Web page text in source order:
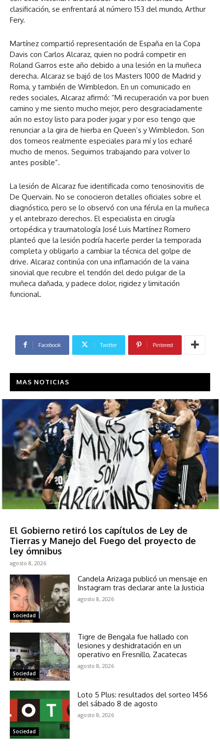
clasificación, se enfrentará al número 153 del mundo, Arthur
Fery.
Martínez compartió representación de España en la Copa
Davis con Carlos Alcaraz, quien no podrá competir en
Roland Garros este año debido a una lesión en la muñeca
derecha. Alcaraz se bajó de los Masters 1000 de Madrid y
Roma, y también de Wimbledon. En un comunicado en
redes sociales, Alcaraz afirmó: “Mi recuperación va por buen
camino y me siento mucho mejor, pero desgraciadamente
aún no estoy listo para poder jugar y por eso tengo que
renunciar a la gira de hierba en Queen’s y Wimbledon. Son
dos torneos realmente especiales para mí y los echaré
mucho de menos. Seguimos trabajando para volver lo
antes posible”.
La lesión de Alcaraz fue identificada como tenosinovitis de
De Quervain. No se conocieron detalles oficiales sobre el
diagnóstico, pero se lo observó con una férula en la muñeca
y el antebrazo derechos. El especialista en cirugía
ortopédica y traumatología José Luis Martínez Romero
planteó que la lesión podría hacerle perder la temporada
completa y obligarlo a cambiar la técnica del golpe de
drive. Alcaraz continúa con una inflamación de la vaina
sinovial que recubre el tendón del dedo pulgar de la
muñeca dañada, y padece dolor, rigidez y limitación
funcional.
Facebook Twitter Pinterest
MAS NOTICIAS
El Gobierno retiró los capítulos de Ley de
Tierras y Manejo del Fuego del proyecto de
ley ómnibus
agosto 8, 2026
Sociedad
Candela Arizaga publicó un mensaje en
Instagram tras declarar ante la Justicia
agosto 8, 2026
Sociedad
Tigre de Bengala fue hallado con
lesiones y deshidratación en un
operativo en Fresnillo, Zacatecas
agosto 8, 2026
Sociedad
Loto 5 Plus: resultados del sorteo 1456
del sábado 8 de agosto
agosto 8, 2026